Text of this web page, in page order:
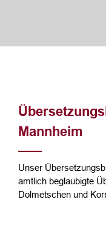
Mannheim
Unser
amtlich beglaubigte
Dolmetschen und